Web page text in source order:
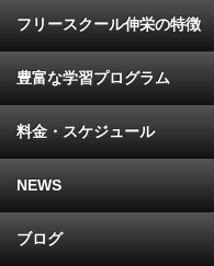
フリースクール伸栄の特徴
豊富な学習プログラム
料金・スケジュール
NEWS
ブログ